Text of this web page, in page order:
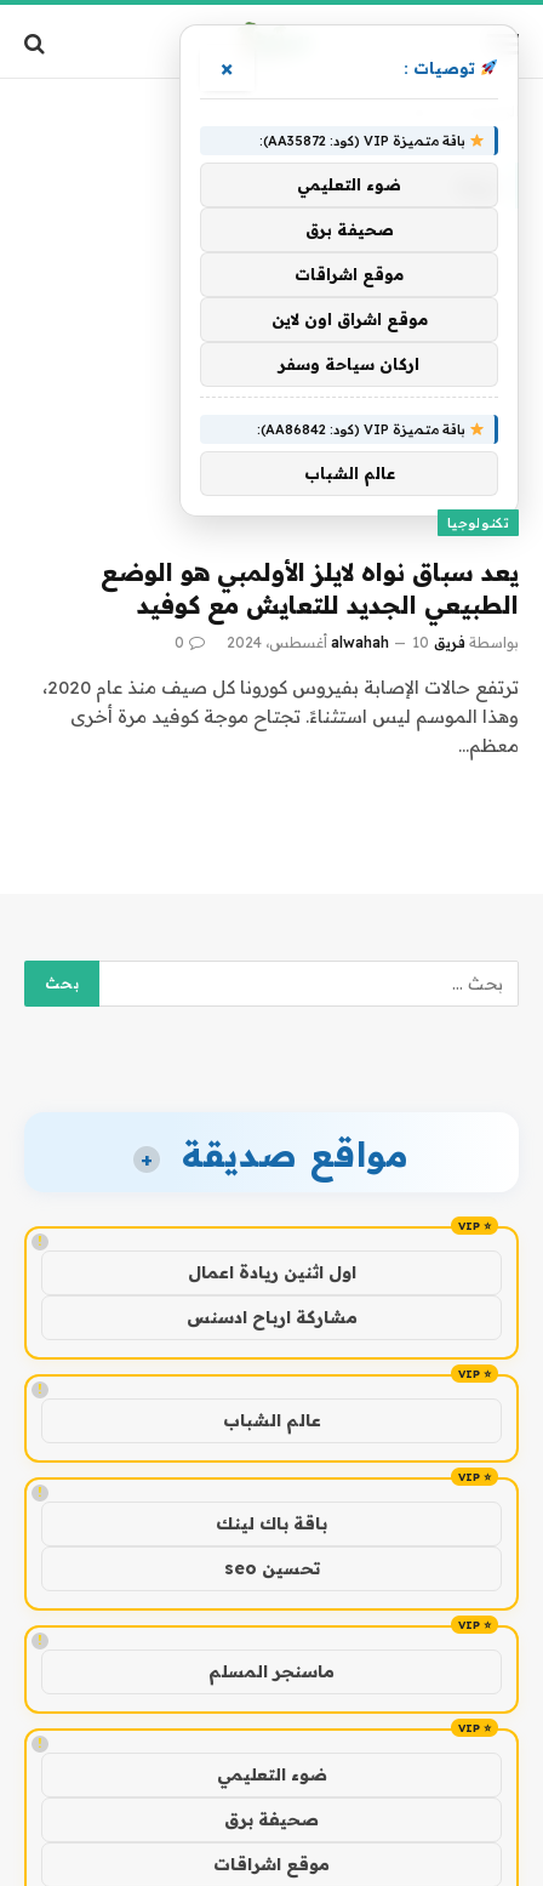
تكنولوجيا
يعد سباق نواه لايلز الأولمبي هو الوضع
الطبيعي الجديد للتعايش مع كوفيد
بواسطة فريق alwahah 10 أغسطس، 2024 0
ترتفع حالات الإصابة بفيروس كورونا كل صيف منذ عام 2020،
وهذا الموسم ليس استثناءً. تجتاح موجة كوفيد مرة أخرى
معظم…
مواقع صديقة +
!
اول اثنين ريادة اعمال
مشاركة ارباح ادسنس
!
عالم الشباب
!
باقة باك لينك
تحسين seo
!
ماسنجر المسلم
!
ضوء التعليمي
صحيفة برق
موقع اشراقات
توصيات : ×
باقة متميزة VIP (كود: AA35872):
ضوء التعليمي
صحيفة برق
موقع اشراقات
موقع اشراق اون لاين
اركان سياحة وسفر
باقة متميزة VIP (كود: AA86842):
عالم الشباب